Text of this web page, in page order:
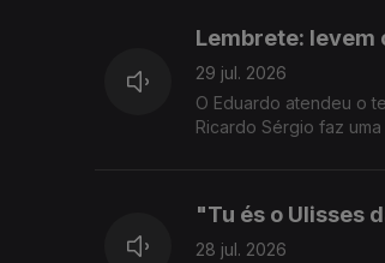
Lembrete: levem
29 jul. 2026
O Eduardo atendeu o
Ricardo Sérgio faz
"Tu és o Ulisses
28 jul. 2026